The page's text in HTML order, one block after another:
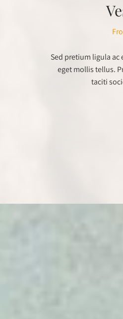
Sed pretium ligula
eget mollis tellus.
taciti